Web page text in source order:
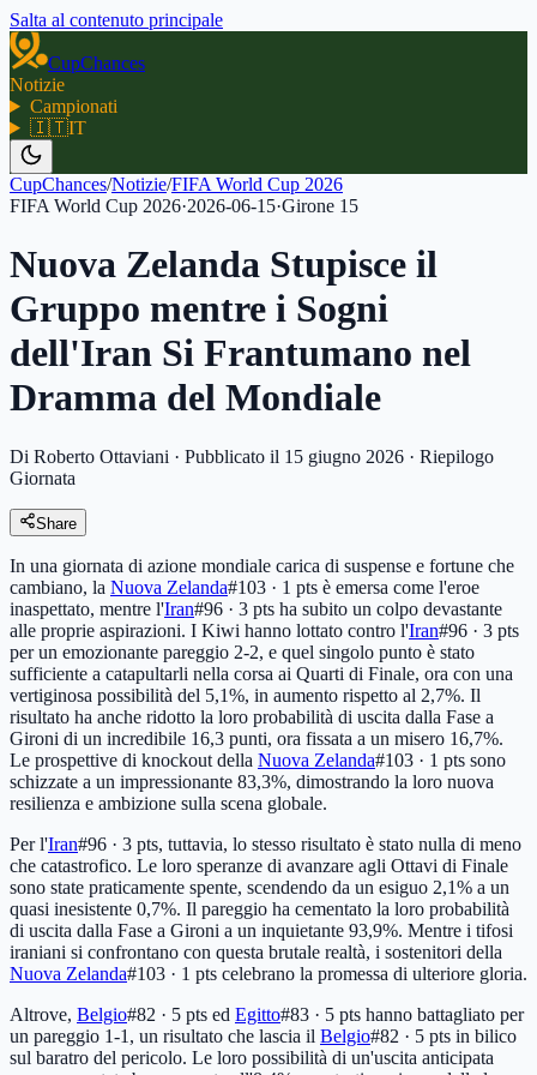
Salta al contenuto principale
CupChances
Notizie
Campionati
🇮🇹IT
CupChances/Notizie/FIFA World Cup 2026
FIFA World Cup 2026·2026-06-15·Girone 15
Nuova Zelanda Stupisce il
Gruppo mentre i Sogni
dell'Iran Si Frantumano nel
Dramma del Mondiale
Di Roberto Ottaviani · Pubblicato il 15 giugno 2026 · Riepilogo
Giornata
Share
In una giornata di azione mondiale carica di suspense e fortune che
cambiano, la Nuova Zelanda#103 · 1 pts è emersa come l'eroe
inaspettato, mentre l'Iran#96 · 3 pts ha subito un colpo devastante
alle proprie aspirazioni. I Kiwi hanno lottato contro l'Iran#96 · 3 pts
per un emozionante pareggio 2-2, e quel singolo punto è stato
sufficiente a catapultarli nella corsa ai Quarti di Finale, ora con una
vertiginosa possibilità del 5,1%, in aumento rispetto al 2,7%. Il
risultato ha anche ridotto la loro probabilità di uscita dalla Fase a
Gironi di un incredibile 16,3 punti, ora fissata a un misero 16,7%.
Le prospettive di knockout della Nuova Zelanda#103 · 1 pts sono
schizzate a un impressionante 83,3%, dimostrando la loro nuova
resilienza e ambizione sulla scena globale.
Per l'Iran#96 · 3 pts, tuttavia, lo stesso risultato è stato nulla di meno
che catastrofico. Le loro speranze di avanzare agli Ottavi di Finale
sono state praticamente spente, scendendo da un esiguo 2,1% a un
quasi inesistente 0,7%. Il pareggio ha cementato la loro probabilità
di uscita dalla Fase a Gironi a un inquietante 93,9%. Mentre i tifosi
iraniani si confrontano con questa brutale realtà, i sostenitori della
Nuova Zelanda#103 · 1 pts celebrano la promessa di ulteriore gloria.
Altrove, Belgio#82 · 5 pts ed Egitto#83 · 5 pts hanno battagliato per
un pareggio 1-1, un risultato che lascia il Belgio#82 · 5 pts in bilico
sul baratro del pericolo. Le loro possibilità di un'uscita anticipata